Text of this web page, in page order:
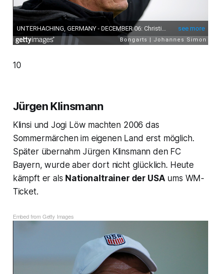
10
Jürgen Klinsmann
Klinsi und Jogi Löw machten 2006 das
Sommermärchen im eigenen Land erst möglich.
Später übernahm Jürgen Klinsmann den FC
Bayern, wurde aber dort nicht glücklich. Heute
kämpft er als Nationaltrainer der USAums WM-
Ticket.
Embed from Getty Images